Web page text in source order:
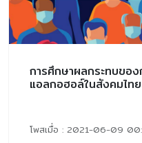
การศึกษาผลกระทบขอ
แอลกอฮอล์ในสังคมไทย
โพสเมื่อ : 2021-06-09